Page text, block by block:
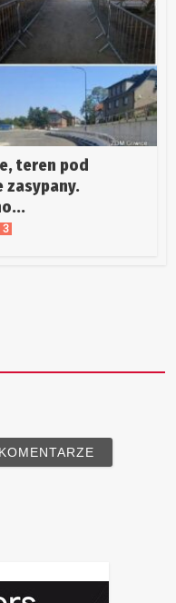
teren pod
zasypany.
3